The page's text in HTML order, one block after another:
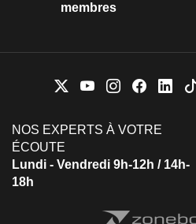
membres
NOS EXPERTS À VOTRE
ÉCOUTE
Lundi - Vendredi 9h-12h / 14h-
18h